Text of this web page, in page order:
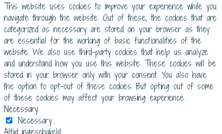
This website uses cookies to improve your experience while you
navigate through the website. Out of these, the cookies that are
categorized as necessary are stored on your browser as they
are essential for the working of basic functionalities of the
website. We also use third-party cookies that help us analyze
and understand how you use this website. These cookies will be
stored in your browser only with your consent. You also have
the option to opt-out of these cookies. But opting out of some
of these cookies may affect your browsing experience.
Necessary
Necessary